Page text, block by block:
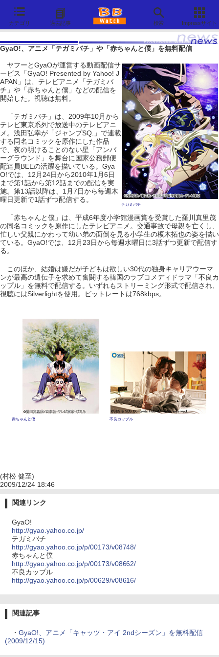
カテゴリ 過去記事 検索 Impressサイト
GyaO!、アニメ「テガミバチ」や「赤ちゃんと僕」を無料配信
テガミバチ
ヤフーとGyaOが運営する動画配信サ
ービス「GyaO! Presented by Yahoo! J
APAN」は、テレビアニメ「テガミバ
チ」や「赤ちゃんと僕」などの配信を
開始した。視聴は無料。
「テガミバチ」は、2009年10月から
テレビ東京系列で放送中のテレビアニ
メ。浅田弘幸が「ジャンプSQ.」で連載
する同名コミックを原作にした作品
で、夜の明けることのない星「アンバ
ーグラウンド」を舞台に国家公務郵便
配達員BEEの活躍を描いている。Gya
O!では、12月24日から2010年1月6日
まで第1話から第12話までの配信を実
施。第13話以降は、1月7日から毎週木
曜日更新で1話ずつ配信する。
「赤ちゃんと僕」は、平成6年度小学館漫画賞を受賞した羅川真里茂
の同名コミックを原作にしたテレビアニメ。交通事故で母親を亡くし、
忙しい父親にかわって幼い弟の面倒を見る小学生の榎木拓也の姿を描い
ている。GyaO!では、12月23日から毎週水曜日に3話ずつ更新で配信す
る。
このほか、結婚は嫌だが子どもは欲しい30代の独身キャリアウーマ
ンが最高の遺伝子を求めて奮闘する韓国のラブコメディドラマ「不良カ
ップル」を無料で配信する。いずれもストリーミング形式で配信され、
視聴にはSilverlightを使用。ビットレートは768kbps。
赤ちゃんと僕 不良カップル
(村松 健至)
2009/12/24 18:46
関連リンク
GyaO!
http://gyao.yahoo.co.jp/
テガミバチ
http://gyao.yahoo.co.jp/p/00173/v08748/
赤ちゃんと僕
http://gyao.yahoo.co.jp/p/00173/v08662/
不良カップル
http://gyao.yahoo.co.jp/p/00629/v08616/
関連記事
・ GyaO!、アニメ「キャッツ・アイ 2ndシーズン」を無料配信
(2009/12/15)